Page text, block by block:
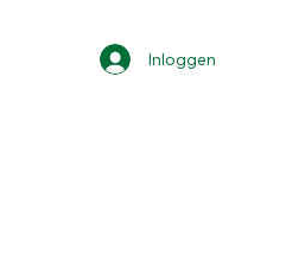
Inloggen